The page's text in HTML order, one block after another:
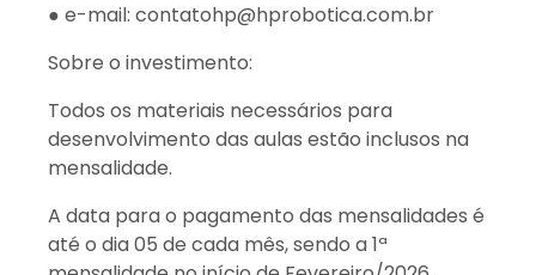
● e-mail: contatohp@hprobotica.com.br
Sobre o investimento:
Todos os materiais necessários para
desenvolvimento das aulas estão inclusos na
mensalidade.
A data para o pagamento das mensalidades é
até o dia 05 de cada mês, sendo a 1ª